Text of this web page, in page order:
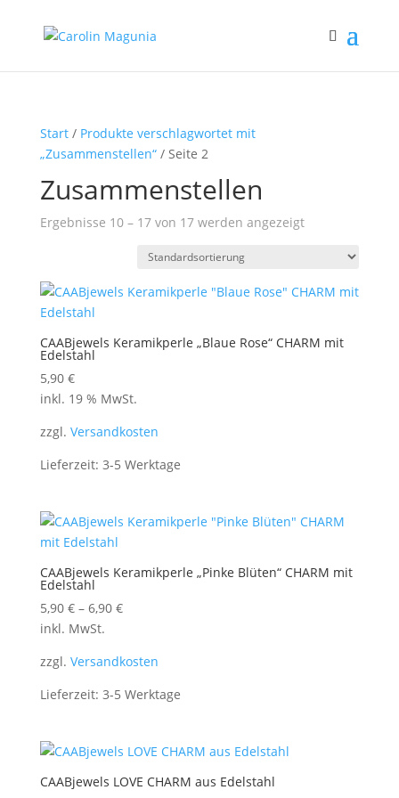
Start/ Produkte verschlagwortet mit
„Zusammenstellen“/ Seite 2
Zusammenstellen
Ergebnisse 10 – 17 von 17 werden angezeigt
CAABjewels Keramikperle „Blaue Rose“ CHARM mit
Edelstahl
5,90 €
inkl. 19 % MwSt.
zzgl. Versandkosten
Lieferzeit: 3-5 Werktage
CAABjewels Keramikperle „Pinke Blüten“ CHARM mit
Edelstahl
5,90 €– 6,90 €
inkl. MwSt.
zzgl. Versandkosten
Lieferzeit: 3-5 Werktage
CAABjewels LOVE CHARM aus Edelstahl